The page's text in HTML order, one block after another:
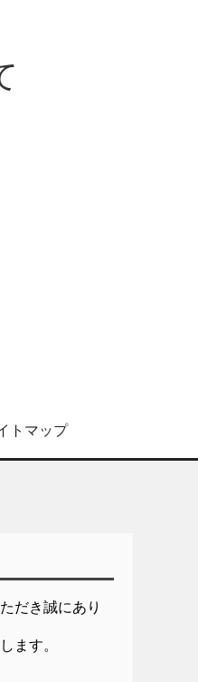
トマップ
だき誠にあり
ます。